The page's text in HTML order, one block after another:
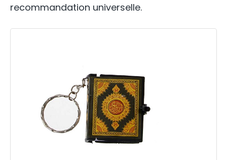
recommandation universelle.